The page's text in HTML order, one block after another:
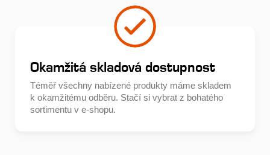
Okamžitá skladová dostupnost
Téměř všechny nabízené produkty máme skladem
k okamžitému odběru. Stačí si vybrat z bohatého
sortimentu v e-shopu.